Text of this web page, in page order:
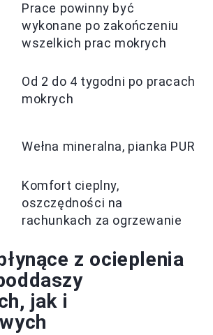
Prace powinny być
wykonane po zakończeniu
wszelkich prac mokrych
Od 2 do 4 tygodni po pracach
mokrych
Wełna mineralna, pianka PUR
Komfort cieplny,
oszczędności na
rachunkach za ogrzewanie
z ocieplenia
jak i